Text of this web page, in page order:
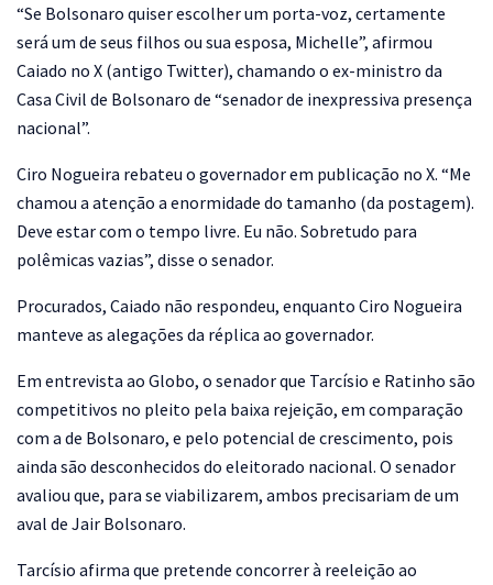
“Se Bolsonaro quiser escolher um porta-voz, certamente
será um de seus filhos ou sua esposa, Michelle”, afirmou
Caiado no X (antigo Twitter), chamando o ex-ministro da
Casa Civil de Bolsonaro de “senador de inexpressiva presença
nacional”.
Ciro Nogueira rebateu o governador em publicação no X. “Me
chamou a atenção a enormidade do tamanho (da postagem).
Deve estar com o tempo livre. Eu não. Sobretudo para
polêmicas vazias”, disse o senador.
Procurados, Caiado não respondeu, enquanto Ciro Nogueira
manteve as alegações da réplica ao governador.
Em entrevista ao Globo, o senador que Tarcísio e Ratinho são
competitivos no pleito pela baixa rejeição, em comparação
com a de Bolsonaro, e pelo potencial de crescimento, pois
ainda são desconhecidos do eleitorado nacional. O senador
avaliou que, para se viabilizarem, ambos precisariam de um
aval de Jair Bolsonaro.
Tarcísio afirma que pretende concorrer à reeleição ao